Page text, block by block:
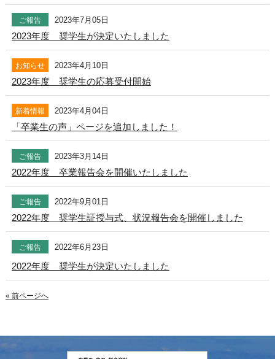
ご報告 2023年7月05日
2023年度 奨学生が決定いたしました
お知らせ 2023年4月10日
2023年度 奨学生の応募受付開始
新着情報 2023年4月04日
「卒業生の声」ページを追加しました！
ご報告 2023年3月14日
2022年度 卒業報告会を開催いたしました
ご報告 2022年9月01日
2022年度 奨学生証授与式、状況報告会を開催しました
ご報告 2022年6月23日
2022年度 奨学生が決定いたしました
Posts
« 前ページへ